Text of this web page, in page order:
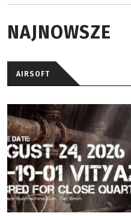
NAJNOWSZE
AIRSOFT